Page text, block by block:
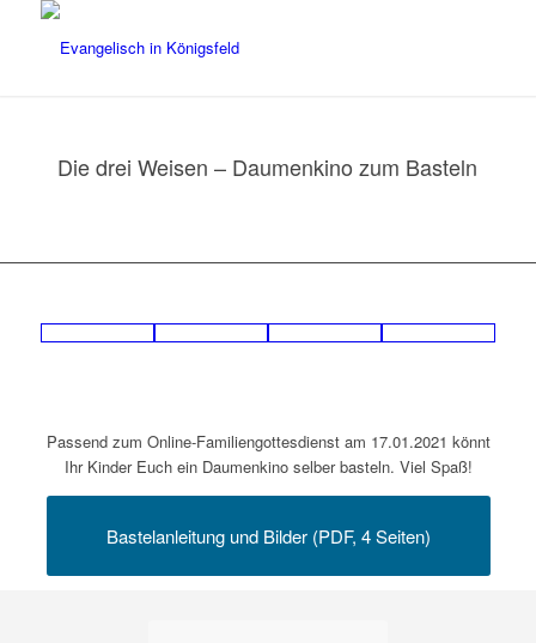
Die drei Weisen – Daumenkino zum Basteln
Passend zum Online-Familiengottesdienst am 17.01.2021 könnt
Ihr Kinder Euch ein Daumenkino selber basteln. Viel Spaß!
Bastelanleitung und Bilder (PDF, 4 Seiten)